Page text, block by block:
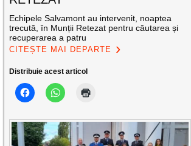
Echipele Salvamont au intervenit, noaptea
trecută, în Munții Retezat pentru căutarea și
recuperarea a patru
CITEȘTE MAI DEPARTE
Distribuie acest articol